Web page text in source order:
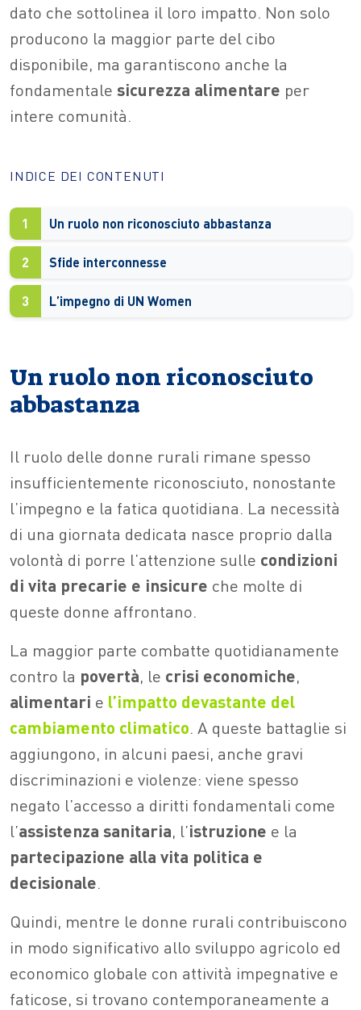
dato che sottolinea il loro impatto. Non solo
producono la maggior parte del cibo
disponibile, ma garantiscono anche la
fondamentale sicurezza alimentare per
intere comunità.
INDICE DEI CONTENUTI
1 Un ruolo non riconosciuto abbastanza
2 Sfide interconnesse
3 L’impegno di UN Women
Un ruolo non riconosciuto
abbastanza
Il ruolo delle donne rurali rimane spesso
insufficientemente riconosciuto, nonostante
l’impegno e la fatica quotidiana. La necessità
di una giornata dedicata nasce proprio dalla
volontà di porre l’attenzione sulle condizioni
di vita precarie e insicure che molte di
queste donne affrontano.
La maggior parte combatte quotidianamente
contro la povertà, le crisi economiche,
alimentari e l’impatto devastante del
cambiamento climatico. A queste battaglie si
aggiungono, in alcuni paesi, anche gravi
discriminazioni e violenze: viene spesso
negato l’accesso a diritti fondamentali come
l’assistenza sanitaria, l’istruzione e la
partecipazione alla vita politica e
decisionale.
Quindi, mentre le donne rurali contribuiscono
in modo significativo allo sviluppo agricolo ed
economico globale con attività impegnative e
faticose, si trovano contemporaneamente a